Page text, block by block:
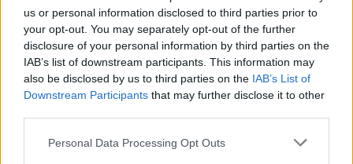
us or personal information disclosed to third parties prior to
your opt-out. You may separately opt-out of the further
disclosure of your personal information by third parties on the
IAB’s list of downstream participants. This information may
also be disclosed by us to third parties on the IAB’s List of
Downstream Participants that may further disclose it to other
Please note that this website/app uses one or more Google
Personal Data Processing Opt Outs
ZUGEHÖRIG
Themen Crossfit Die crossfit-gemeinschaft
Die vorteile von crossfit Fettabbau Fitness
Koordination und beweglichkeit